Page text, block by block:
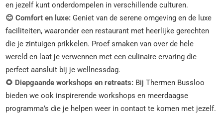
en jezelf kunt onderdompelen in verschillende culturen.
😊 Comfort en luxe: Geniet van de serene omgeving en de luxe
faciliteiten, waaronder een restaurant met heerlijke gerechten
die je zintuigen prikkelen. Proef smaken van over de hele
wereld en laat je verwennen met een culinaire ervaring die
perfect aansluit bij je wellnessdag.
🌻 Diepgaande workshops en retreats: Bij Thermen Bussloo
bieden we ook inspirerende workshops en meerdaagse
programma’s die je helpen weer in contact te komen met jezelf.